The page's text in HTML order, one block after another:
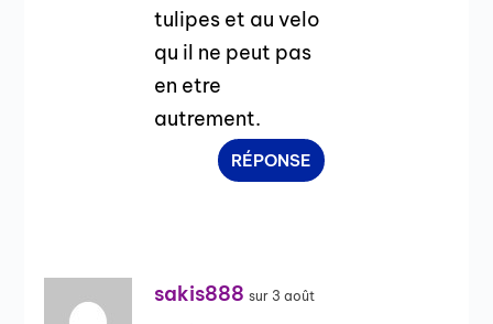
tulipes et au velo
qu il ne peut pas
en etre
autrement.
RÉPONSE
sakis888 sur 3 août